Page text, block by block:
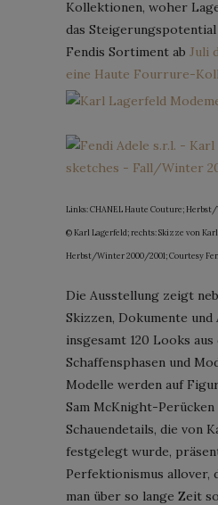
Kollektionen, woher
das
Fendis Sortiment ab Juli
eine Haute Fourrure-
Links: CHANEL Haute Couture;
© Karl Lagerfeld; rechts: Skizze von
Herbst/Winter 2000/2001; Courtesy
Die Ausstellung zeigt
Skizzen, Dokumente
insgesamt 120 Looks
Schaffensphasen und
Modelle werden auf
Sam McKnight-Perücken
Schauendetails, die von
festgelegt wurde,
Perfektionismus allover,
man über so lange Zeit